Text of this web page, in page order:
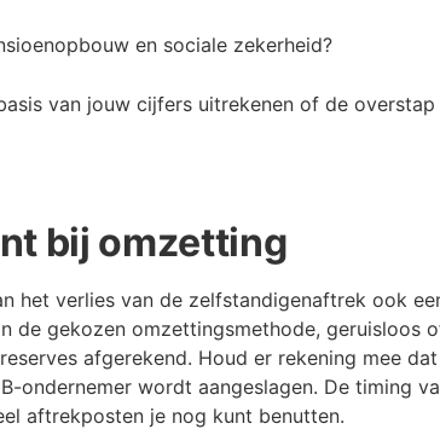
en sociale zekerheid?
van jouw cijfers uitrekenen of de overstap
bij omzetting
het verlies van de zelfstandigenaftrek ook
de gekozen omzettingsmethode, geruisloos
afgerekend. Houd er rekening mee
ondernemer wordt aangeslagen. De timing
aftrekposten je nog kunt benutten.